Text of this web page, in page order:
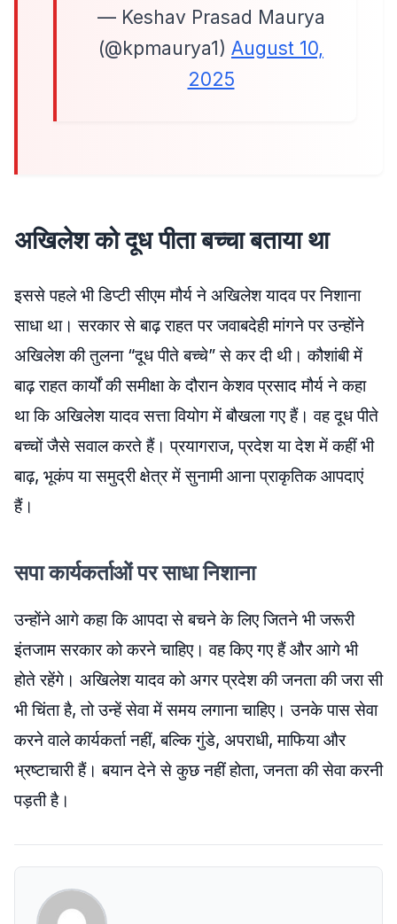
— Keshav Prasad Maurya
(@kpmaurya1) August 10,
2025
अखिलेश को दूध पीता बच्चा बताया था
इससे पहले भी डिप्टी सीएम मौर्य ने अखिलेश यादव पर निशाना
साधा था। सरकार से बाढ़ राहत पर जवाबदेही मांगने पर उन्होंने
अखिलेश की तुलना “दूध पीते बच्चे” से कर दी थी। कौशांबी में
बाढ़ राहत कार्यों की समीक्षा के दौरान केशव प्रसाद मौर्य ने कहा
था कि अखिलेश यादव सत्ता वियोग में बौखला गए हैं। वह दूध पीते
बच्चों जैसे सवाल करते हैं। प्रयागराज, प्रदेश या देश में कहीं भी
बाढ़, भूकंप या समुद्री क्षेत्र में सुनामी आना प्राकृतिक आपदाएं
हैं।
सपा कार्यकर्ताओं पर साधा निशाना
उन्होंने आगे कहा कि आपदा से बचने के लिए जितने भी जरूरी
इंतजाम सरकार को करने चाहिए। वह किए गए हैं और आगे भी
होते रहेंगे। अखिलेश यादव को अगर प्रदेश की जनता की जरा सी
भी चिंता है, तो उन्हें सेवा में समय लगाना चाहिए। उनके पास सेवा
करने वाले कार्यकर्ता नहीं, बल्कि गुंडे, अपराधी, माफिया और
भ्रष्टाचारी हैं। बयान देने से कुछ नहीं होता, जनता की सेवा करनी
पड़ती है।